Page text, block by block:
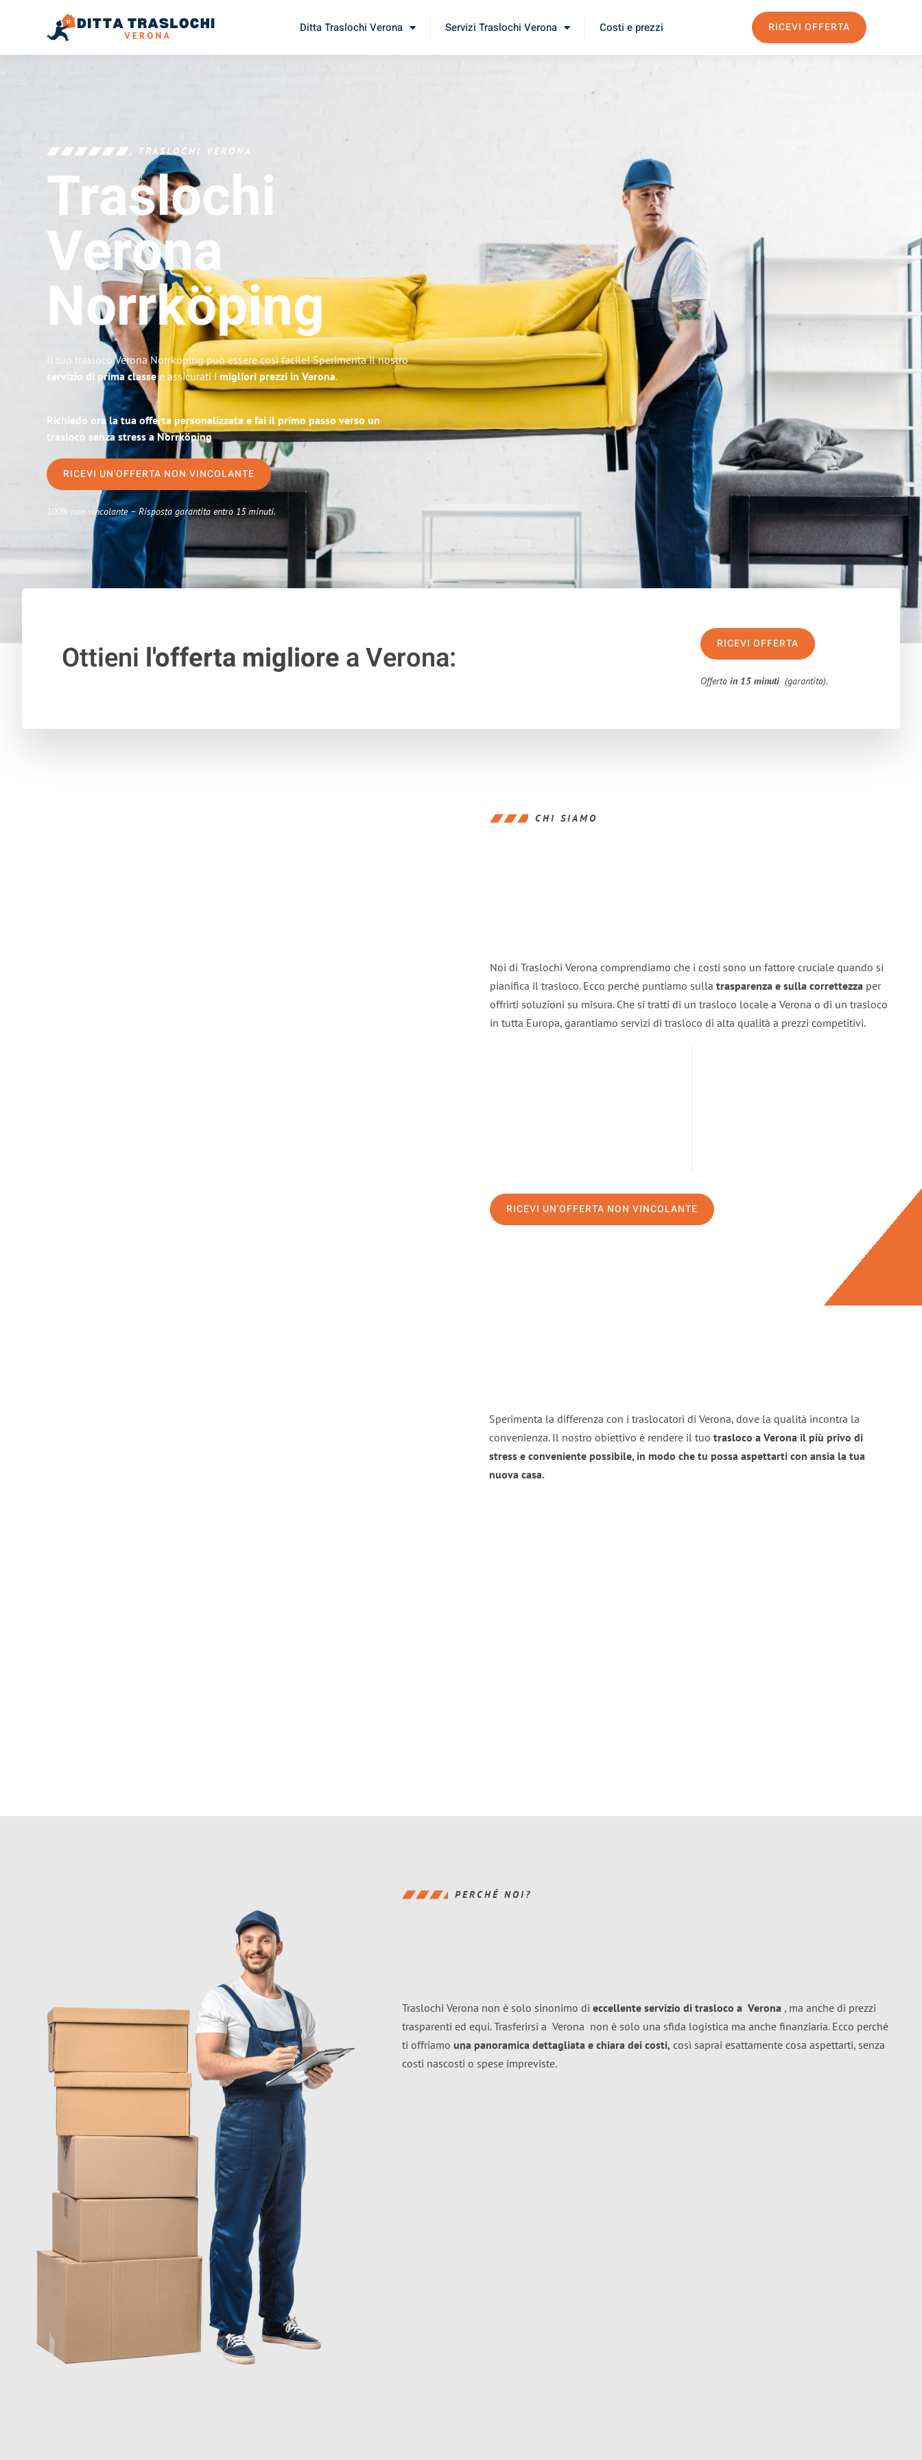
Ditta Traslochi Verona Servizi Traslochi Verona Costi e prezzi RICEVI OFFERTA
TRASLOCHI VERONA
Traslochi
Verona
Norrköping
Il tuo trasloco Verona Norrköping può essere così facile! Sperimenta il nostro
servizio di prima classee assicurati i migliori prezzi in Verona.
Richiedo ora la tua offerta personalizzata e fai il primo passo verso un
trasloco senza stress a Norrköping
RICEVI UN'OFFERTA NON VINCOLANTE
100% non vincolante – Risposta garantita entro 15 minuti.
Ottieni l'offerta migliorea Verona: RICEVI OFFERTA
Offertain 15 minuti (garantita).
CHI SIAMO
Noi di Traslochi Verona comprendiamo che i costi sono un fattore cruciale quando si
pianifica il trasloco. Ecco perché puntiamo sulla trasparenza e sulla correttezza per
offrirti soluzioni su misura. Che si tratti di un trasloco locale a Verona o di un trasloco
in tutta Europa, garantiamo servizi di trasloco di alta qualità a prezzi competitivi.
RICEVI UN'OFFERTA NON VINCOLANTE
Sperimenta la differenza con i traslocatori di Verona, dove la qualità incontra la
convenienza. Il nostro obiettivo è rendere il tuo trasloco a Verona il più privo di
stress e conveniente possibile, in modo che tu possa aspettarti con ansia la tua
nuova casa.
PERCHÉ NOI?
Traslochi Verona non è solo sinonimo di eccellente servizio di trasloco a Verona , ma anche di prezzi
trasparenti ed equi. Trasferirsi a Verona non è solo una sfida logistica ma anche finanziaria. Ecco perché
ti offriamo una panoramica dettagliata e chiara dei costi, così saprai esattamente cosa aspettarti, senza
costi nascosti o spese impreviste.